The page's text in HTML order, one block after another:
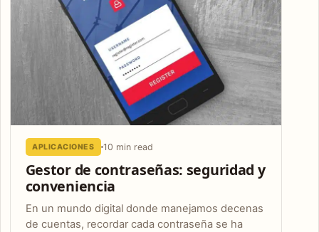
APLICACIONES 10 min read
Gestor de contraseñas: seguridad y
conveniencia
En un mundo digital donde manejamos decenas
de cuentas, recordar cada contraseña se ha